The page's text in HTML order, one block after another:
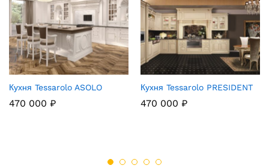
Кухня Tessarolo ASOLO
470 000 ₽
Кухня Tessarolo PRESIDENT
470 000 ₽